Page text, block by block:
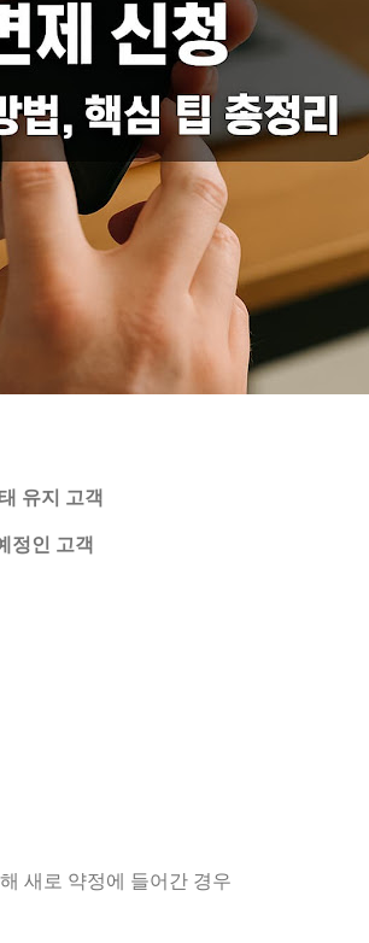
유지 고객
정인 고객
새로 약정에 들어간 경우